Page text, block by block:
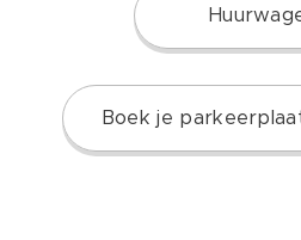
Boek je